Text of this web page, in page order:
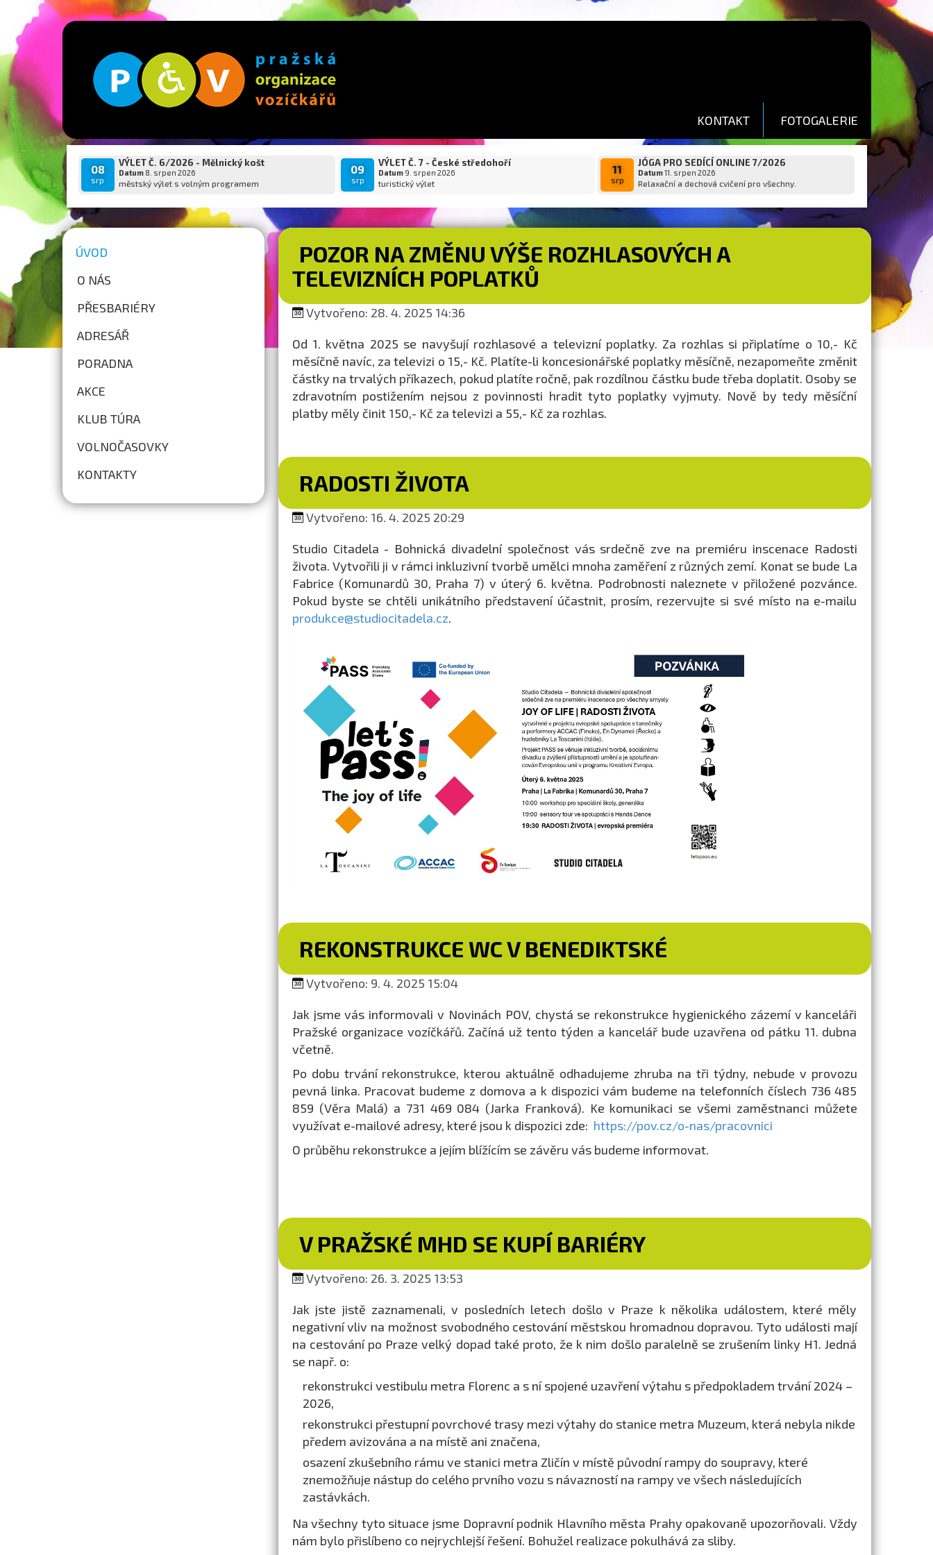
KONTAKT FOTOGALERIE
08
srp
VÝLET Č. 6/2026 - Mělnický košt
Datum8. srpen 2026
městský výlet s volným programem
09
srp
VÝLET Č. 7 - České středohoří
Datum 9. srpen 2026
turistický výlet
11
srp
JÓGA PRO SEDÍCÍ ONLINE 7/2026
Datum11. srpen 2026
Relaxační a dechová cvičení pro všechny.
ÚVOD
O NÁS
PŘESBARIÉRY
ADRESÁŘ
PORADNA
AKCE
KLUB TÚRA
VOLNOČASOVKY
KONTAKTY
POZOR NA ZMĚNU VÝŠE ROZHLASOVÝCH A
TELEVIZNÍCH POPLATKŮ
Vytvořeno: 28. 4. 2025 14:36
Od 1. května 2025 se navyšují rozhlasové a televizní poplatky. Za rozhlas si připlatíme o 10,- Kč
měsíčně navíc, za televizi o 15,- Kč. Platíte-li koncesionářské poplatky měsíčně, nezapomeňte změnit
částky na trvalých příkazech, pokud platíte ročně, pak rozdílnou částku bude třeba doplatit. Osoby se
zdravotním postižením nejsou z povinnosti hradit tyto poplatky vyjmuty. Nově by tedy měsíční
platby měly činit 150,- Kč za televizi a 55,- Kč za rozhlas.
RADOSTI ŽIVOTA
Vytvořeno: 16. 4. 2025 20:29
Studio Citadela - Bohnická divadelní společnost vás srdečně zve na premiéru inscenace Radosti
života. Vytvořili ji v rámci inkluzivní tvorbě umělci mnoha zaměření z různých zemí. Konat se bude La
Fabrice (Komunardů 30, Praha 7) v úterý 6. května. Podrobnosti naleznete v přiložené pozvánce.
Pokud byste se chtěli unikátního představení účastnit, prosím, rezervujte si své místo na e-mailu
produkce@studiocitadela.cz.
REKONSTRUKCE WC V BENEDIKTSKÉ
Vytvořeno: 9. 4. 2025 15:04
Jak jsme vás informovali v Novinách POV, chystá se rekonstrukce hygienického zázemí v kanceláři
Pražské organizace vozíčkářů. Začíná už tento týden a kancelář bude uzavřena od pátku 11. dubna
včetně.
Po dobu trvání rekonstrukce, kterou aktuálně odhadujeme zhruba na tři týdny, nebude v provozu
pevná linka. Pracovat budeme z domova a k dispozici vám budeme na telefonních číslech 736 485
859 (Věra Malá) a 731 469 084 (Jarka Franková). Ke komunikaci se všemi zaměstnanci můžete
využívat e-mailové adresy, které jsou k dispozici zde: https://pov.cz/o-nas/pracovnici
O průběhu rekonstrukce a jejím blížícím se závěru vás budeme informovat.
V PRAŽSKÉ MHD SE KUPÍ BARIÉRY
Vytvořeno: 26. 3. 2025 13:53
Jak jste jistě zaznamenali, v posledních letech došlo v Praze k několika událostem, které měly
negativní vliv na možnost svobodného cestování městskou hromadnou dopravou. Tyto události mají
na cestování po Praze velký dopad také proto, že k nim došlo paralelně se zrušením linky H1. Jedná
se např. o:
rekonstrukci vestibulu metra Florenc a s ní spojené uzavření výtahu s předpokladem trvání 2024 –
2026,
rekonstrukci přestupní povrchové trasy mezi výtahy do stanice metra Muzeum, která nebyla nikde
předem avizována a na místě ani značena,
osazení zkušebního rámu ve stanici metra Zličín v místě původní rampy do soupravy, které
znemožňuje nástup do celého prvního vozu s návazností na rampy ve všech následujících
zastávkách.
Na všechny tyto situace jsme Dopravní podnik Hlavního města Prahy opakovaně upozorňovali. Vždy
nám bylo přislíbeno co nejrychlejší řešení. Bohužel realizace pokulhává za sliby.